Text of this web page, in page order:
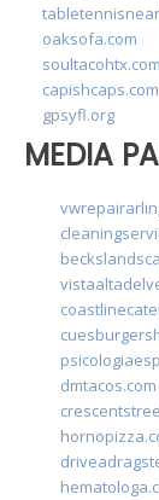
oaksofa.com
soultacohtx.com
capishcaps.com
gpsyfl.org
MEDIA
dmtacos.com